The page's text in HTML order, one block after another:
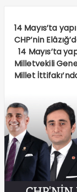
14 Mayıs’ta
CHP’nin
14 Mayıs’ta
Milletvekili
Millet